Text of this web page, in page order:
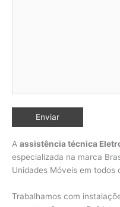
A assistência técnica
especializada na marca
Unidades Móveis em todos
Trabalhamos com